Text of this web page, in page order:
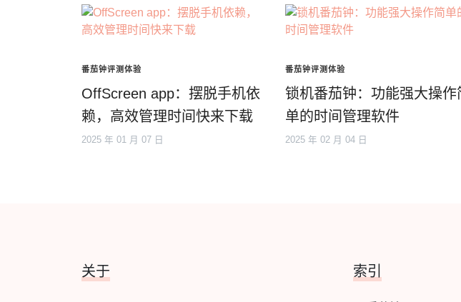
番茄钟评测体验
OffScreen app：摆脱手机依
赖，高效管理时间快来下载
2025 年 01 月 07 日
番茄钟评测体验
锁机番茄钟：功能强大操作
单的时间管理软件
2025 年 02 月 04 日
关于 索引